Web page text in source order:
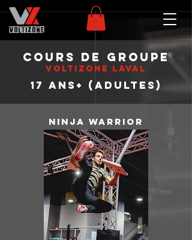
cours de groupe
voltizone laval
17 ans+ (adultes)
ninja warrior